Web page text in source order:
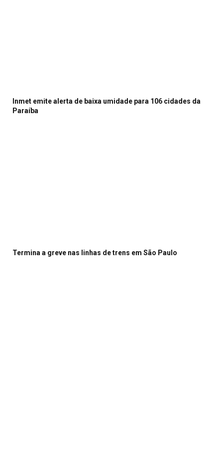
Inmet emite alerta de baixa umidade para 106 cidades da
Paraíba
Termina a greve nas linhas de trens em São Paulo